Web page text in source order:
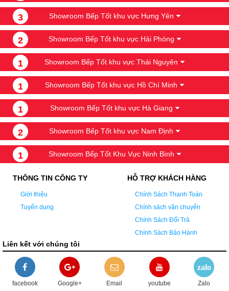
3 Showroom Bếp Tốt khu vực Hưng Yên
2 Showroom Bếp Tốt khu vực Hải Phòng
1 Showroom Bếp Tốt khu vực Thái Nguyên
1 Showroom Bếp Tốt khu vực Hồ Chí Minh
1 Showroom Bếp Tốt khu vực Hà Giang
2 Showroom Bếp Tốt khu vực Nam Định
1 Showroom Bếp Tốt Khu Vực Ninh Bình
THÔNG TIN CÔNG TY
Giới thiệu
Tuyển dụng
HỖ TRỢ KHÁCH HÀNG
Chính Sách Thanh Toán
Chính sách vận chuyển
Chính Sách Đổi Trả
Chính Sách Bảo Hành
Liên kết với chúng tôi
facebook Google+ Email youtube
zalo
Zalo